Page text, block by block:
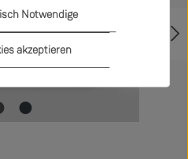
Notwendige
akzeptieren